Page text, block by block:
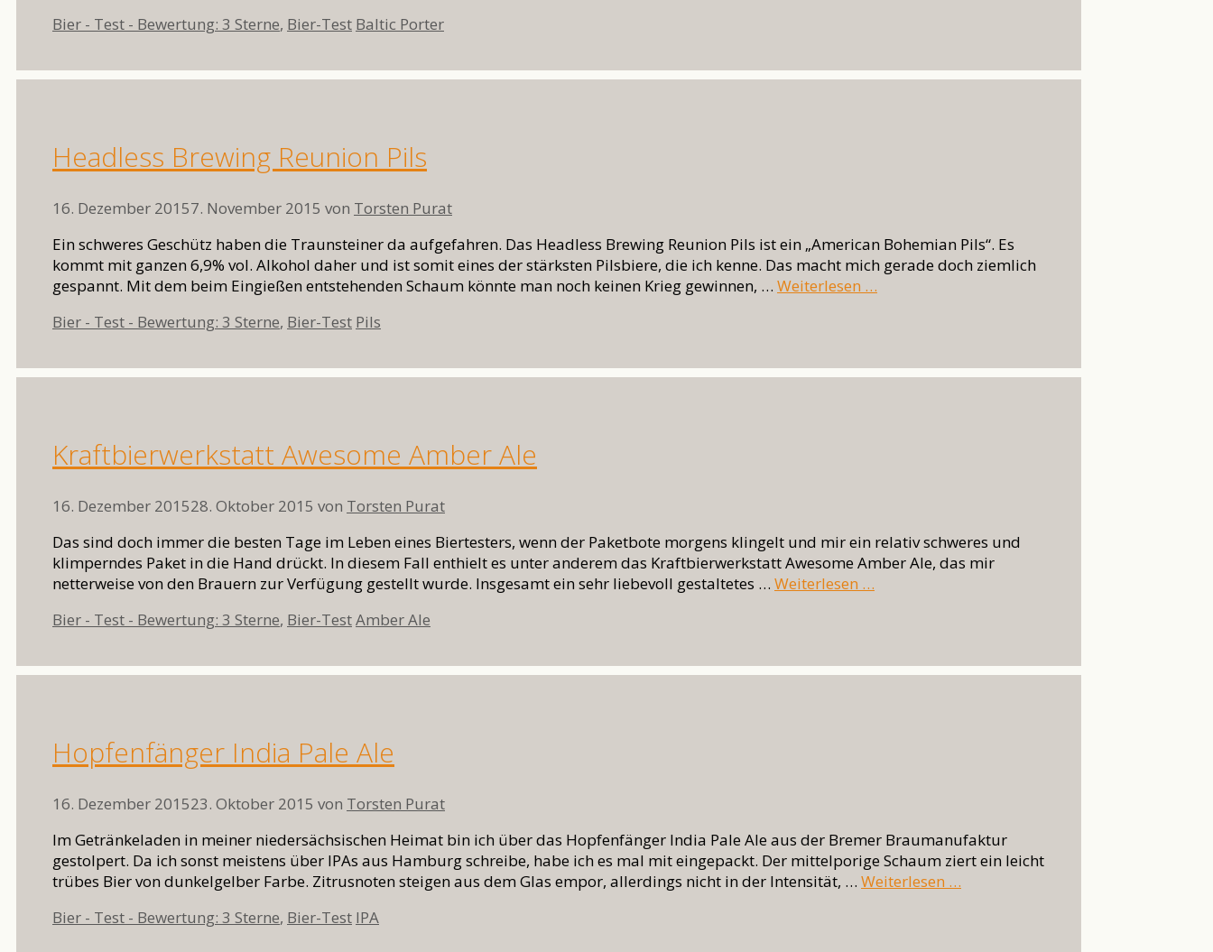
Kategorien
Bier - Test - Bewertung: 3 Sterne, Bier-Test Schlagwörter
Baltic Porter
Headless Brewing Reunion Pils
16. Dezember 20157. November 2015 von Torsten Purat
Ein schweres Geschütz haben die Traunsteiner da aufgefahren. Das Headless Brewing Reunion Pils ist ein „American Bohemian Pils“. Es
kommt mit ganzen 6,9% vol. Alkohol daher und ist somit eines der stärksten Pilsbiere, die ich kenne. Das macht mich gerade doch ziemlich
gespannt. Mit dem beim Eingießen entstehenden Schaum könnte man noch keinen Krieg gewinnen, … Weiterlesen …
Kategorien
Bier - Test - Bewertung: 3 Sterne, Bier-Test Schlagwörter
Pils
Kraftbierwerkstatt Awesome Amber Ale
16. Dezember 201528. Oktober 2015 von Torsten Purat
Das sind doch immer die besten Tage im Leben eines Biertesters, wenn der Paketbote morgens klingelt und mir ein relativ schweres und
klimperndes Paket in die Hand drückt. In diesem Fall enthielt es unter anderem das Kraftbierwerkstatt Awesome Amber Ale, das mir
netterweise von den Brauern zur Verfügung gestellt wurde. Insgesamt ein sehr liebevoll gestaltetes … Weiterlesen …
Kategorien
Bier - Test - Bewertung: 3 Sterne, Bier-TestSchlagwörter
Amber Ale
Hopfenfänger India Pale Ale
16. Dezember 201523. Oktober 2015 von Torsten Purat
Im Getränkeladen in meiner niedersächsischen Heimat bin ich über das Hopfenfänger India Pale Ale aus der Bremer Braumanufaktur
gestolpert. Da ich sonst meistens über IPAs aus Hamburg schreibe, habe ich es mal mit eingepackt. Der mittelporige Schaum ziert ein leicht
trübes Bier von dunkelgelber Farbe. Zitrusnoten steigen aus dem Glas empor, allerdings nicht in der Intensität, … Weiterlesen …
Kategorien
Bier - Test - Bewertung: 3 Sterne, Bier-Test Schlagwörter
IPA